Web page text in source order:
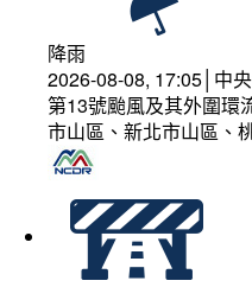
降雨
2026-08-08, 17:05│中
第13號颱風及其外圍環
市山區、新北市山區、